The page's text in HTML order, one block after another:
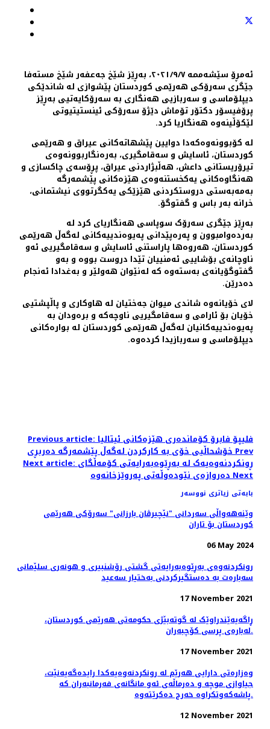
ئەمڕۆ سێشەممە ٢٠٢١/٩/٧، بەڕێز شێخ جەعفەر شێخ مستەفا
جێگری سەرۆکی هەرێمی کوردستان پێشوازی لە شاندێکی
دیپلۆماسی و سەربازیی هەنگاری بە سەرۆكایەتیی بەڕێز
پرۆفیسۆر دکتۆر تۆماش دێژۆ سەرۆکی ئینستیتیوتی
لێکۆڵینەوە هەنگاریا کرد.
لە کۆبوونەوەکەدا دوایین پێشهاتەکانی عیراق و هەرێمی
کوردستان، ئاسایش و سەقامگیری، بەرەنگاربوونەوەی
تیرۆریستانی داعش، هەڵبژاردنی عیراق، پڕۆسەی چاکسازی و
هەنگاوەكانی یەکخستنەوەی هێزەکانی پێشمەرگە
بەمەبەستی دروستكردنی هێزێكی یەكگرتووی نیشتمانی،
خرانە بەر باس و گفتوگۆ.
بەڕێز جێگری سەرۆک سوپاسی هەنگاریای کرد لە
بەردەوامبوون و پەرەپێدانی پەیوەندییەکانی لەگەڵ هەرێمی
کوردستان، هەروەها پاراستنی ئاسایش و سەقامگیریی ئەو
ناوچانەی بۆشاییی ئەمنییان تێدا دروست بووە و بەو
گفتوگۆیانەی بەستەوە کە لەنێوان هەولێر و بەغدادا ئەنجام
دەدرێن.
لای خۆیانەوە شاندی میوان جەختیان لە هاوكاری و پاڵپشتیی
خۆیان بۆ ئارامی و سەقامگیریی ناوچەکە و برەودان بە
پەیوەندییەکانیان لەگەڵ هەرێمی کوردستان لە بوارەكانی
دیپلۆماسی و سەربازیدا كردەوە.
Previous article: فلیپۆ فابرۆ کۆماندەری هێزەکانی ئیتالیا
خۆشحاڵیی خۆی بە كاركردن لەگەڵ پێشمەرگە دەربڕیPrev
Next article: ڕونکردنەوەیەک لە بەڕێوەبەرایەتی کۆمەڵگای
دەروازەی نێودەوڵەتی پەروێزخانەوەNext
بابەتی زیاتری نووسەر
وێنه‌هه‌واڵی سه‌ردانی "نێچیرڤان بارزانی" سەرۆکی هەرێمی
کوردستان بۆ تاران
06 May 2024
رونکردنەوەی بەڕێوەبەرایەتی گشتی رۆشنبیری و هونەری سلێمانی
سەبارەت بە دەستگیرکردنی بەختیار سەعید
17 November 2021
ڕاگەیەێندراوێک لە گوتەبێژی حکومەتی ھەرێمی کوردستان،
لەبارەی پرسی کۆچبەران.
17 November 2021
وەزارەتی دارایی هەرێم لە رونکردنەوەیەکدا رایدەگەیەنێت،
جیاوازی موچە و دەرماڵەی ئەو مانگانەی فەرمانبەران کە
پاشەکەوتکراوە خەرج دەکرێتەوە.
12 November 2021